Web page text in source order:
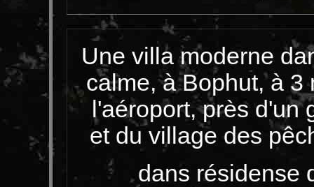
Une villa moderne
calme, à Bophut, à 3
l'aéroport, près d'un
et du village des
dans résidense